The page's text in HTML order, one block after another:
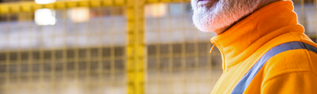
konsequenter Kontrolle. Dafür setzen
wir auf Audits und kontinuierliche
Verbesserung. Für verlässliche Logistik.